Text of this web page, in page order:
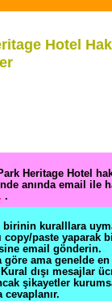
Hotel
Heritage Hotel
anında email ile
.
kuralllara
copy/paste yaparak
email gönderin.
ama genelde
dışı mesajlar
şikayetler